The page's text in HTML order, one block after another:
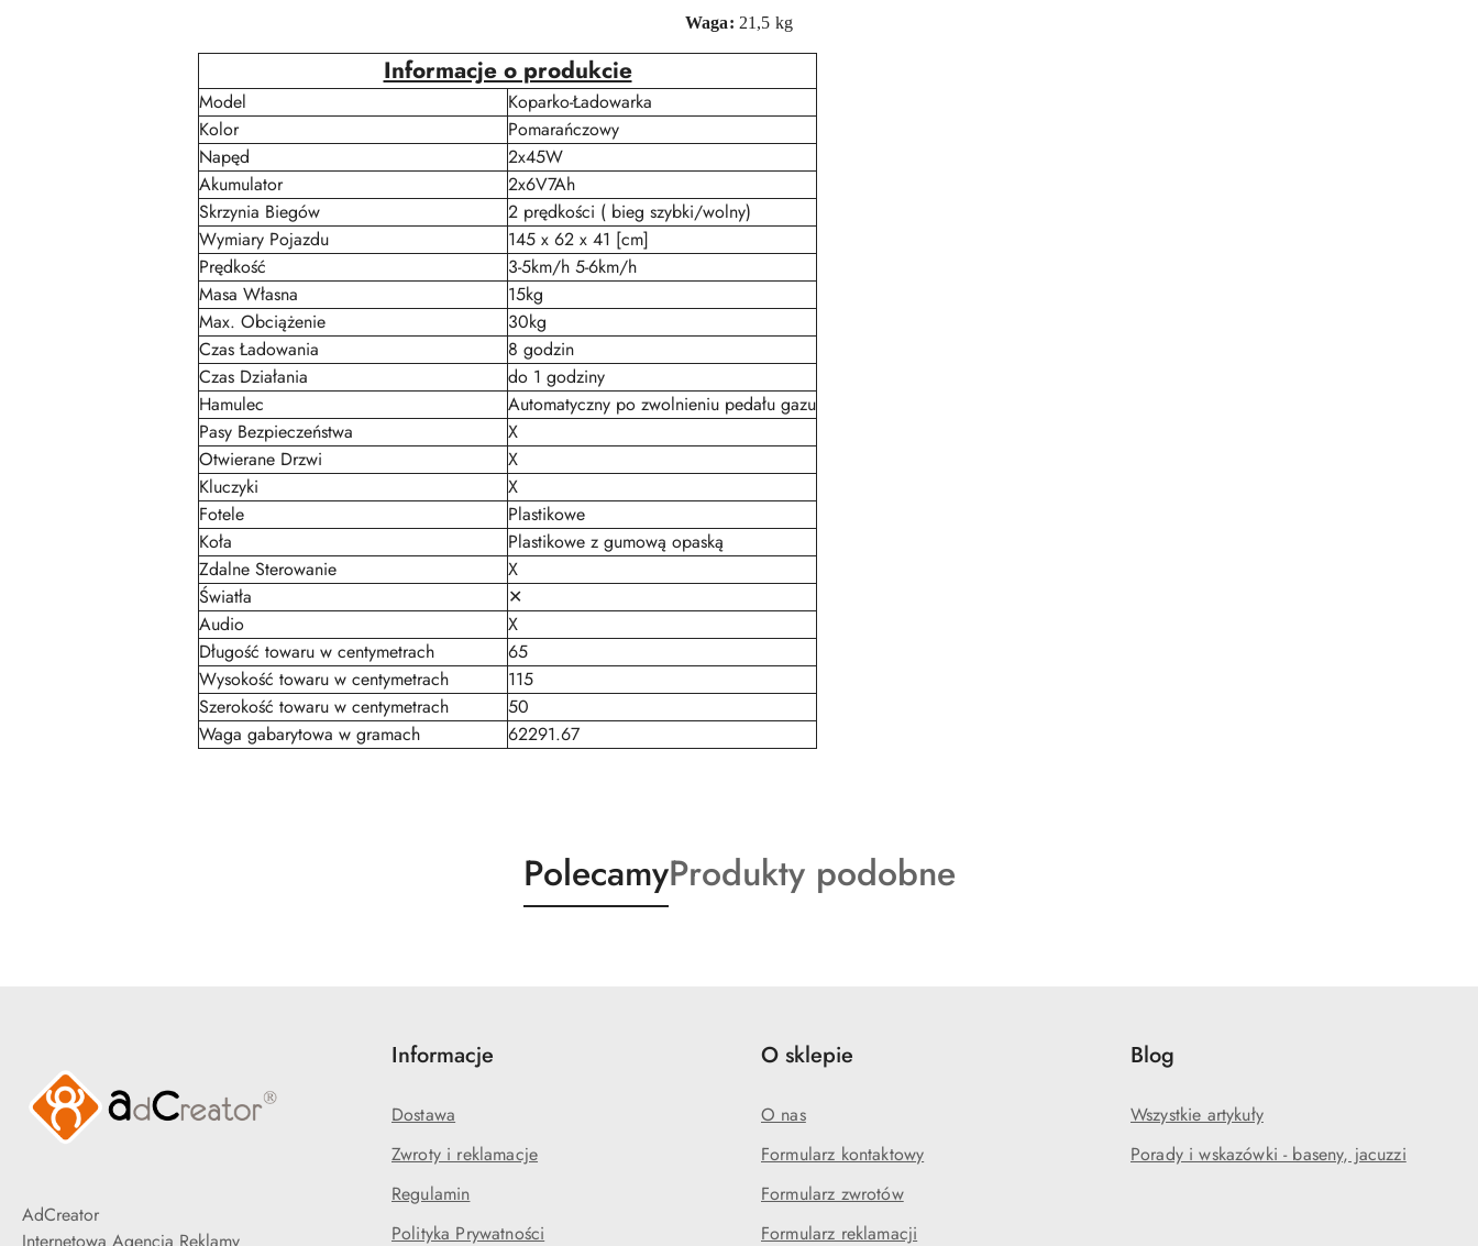
Waga: 21,5 kg
Informacje o produkcie
Model
Koparko-Ładowarka
Kolor
Pomarańczowy
Napęd
2x45W
Akumulator
2x6V7Ah
Skrzynia Biegów
2 prędkości ( bieg szybki/wolny)
Wymiary Pojazdu
145 x 62 x 41 [cm]
Prędkość
3-5km/h 5-6km/h
Masa Własna
15kg
Max. Obciążenie
30kg
Czas Ładowania
8 godzin
Czas Działania
do 1 godziny
Hamulec
Automatyczny po zwolnieniu pedału gazu
Pasy Bezpieczeństwa
X
Otwierane Drzwi
X
Kluczyki
X
Fotele
Plastikowe
Koła
Plastikowe z gumową opaską
Zdalne Sterowanie
X
Światła
✕
Audio
X
Długość towaru w centymetrach
65
Wysokość towaru w centymetrach
115
Szerokość towaru w centymetrach
50
Waga gabarytowa w gramach
62291.67
Produkty
o
PolecamyProdukty
o
Produkty podobne
AdCreator
Informacje
Dostawa
Zwroty i reklamacje
Regulamin
Polityka Prywatności
O sklepie
O nas
Formularz kontaktowy
Formularz zwrotów
Formularz reklamacji
Blog
Wszystkie artykuły
Porady i wskazówki - baseny, jacuzzi